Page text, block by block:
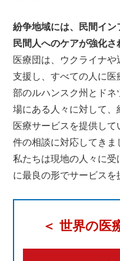
紛争地域には、民間イン
民間人へのケアが強化
医療団は、ウクライナ
支援し、すべての人に
部のルハンスク州とド
場にある人々に対して
医療サービスを提供し
件の相談に対応してきま
私たちは現地の人々に
に最良の形でサービスを
＜ 世界の医